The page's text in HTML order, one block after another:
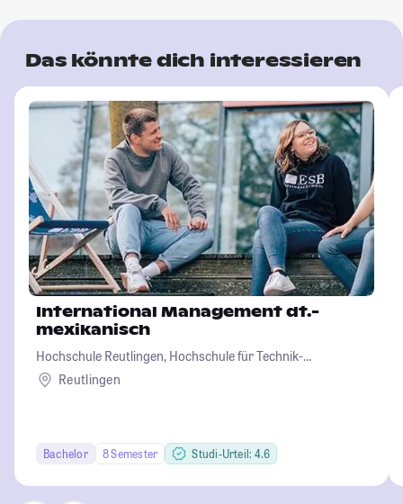
Das könnte dich interessieren
International Management dt.-
mexikanisch
Hochschule Reutlingen, Hochschule für Technik-
Wirtschaft-Informatik-Design
Reutlingen
Bachelor 8 Semester Studi-Urteil: 4.6